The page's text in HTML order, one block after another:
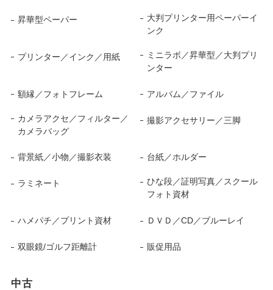
昇華型ペーパー
大判プリンター用ペーパーイ
ンク
プリンター／インク／用紙
ミニラボ／昇華型／大判プリ
ンター
額縁／フォトフレーム アルバム／ファイル
カメラアクセ／フィルター／
カメラバッグ
撮影アクセサリー／三脚
背景紙／小物／撮影衣装 台紙／ホルダー
ラミネート
ひな段／証明写真／スクール
フォト資材
ハメパチ／プリント資材 ＤＶＤ／CD／ブルーレイ
双眼鏡/ゴルフ距離計 販促用品
中古